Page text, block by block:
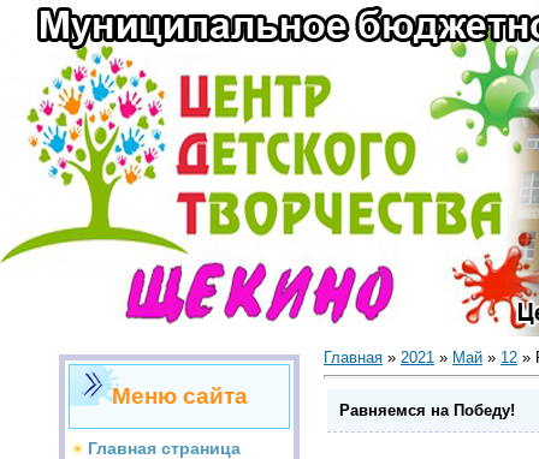
Меню сайта
Главная страница
Главная » 2021 » Май » 12 »
Равняемся на Победу!